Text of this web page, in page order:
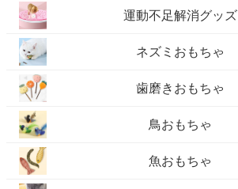
運動不足解消グッズ
ネズミおもちゃ
歯磨きおもちゃ
鳥おもちゃ
魚おもちゃ